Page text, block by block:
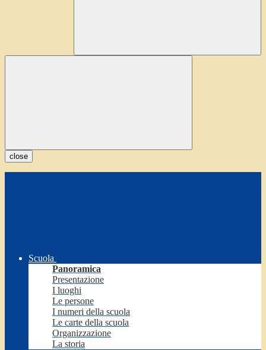
close
Scuola
Panoramica
Presentazione
I luoghi
Le persone
I numeri della scuola
Le carte della scuola
Organizzazione
La storia